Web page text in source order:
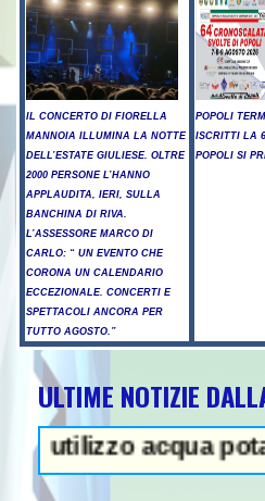
IL CONCERTO DI FIORELLA
MANNOIA ILLUMINA LA NOTTE
DELL’ESTATE GIULIESE. OLTRE
2000 PERSONE L’HANNO
APPLAUDITA, IERI, SULLA
BANCHINA DI RIVA.
L’ASSESSORE MARCO DI
CARLO: “ UN EVENTO CHE
CORONA UN CALENDARIO
ECCEZIONALE. CONCERTI E
SPETTACOLI ANCORA PER
TUTTO AGOSTO.”
POPOLI
ISCRITTI LA
POPOLI SI
ULTIME NOTIZIE
acqua potabile,
- Trump,